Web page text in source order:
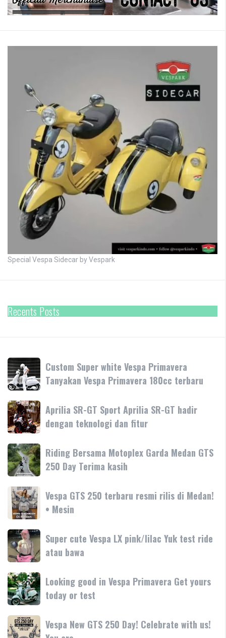
Special Vespa Sidecar by Vespark
Recents Posts
Custom
Super
white
Vespa
Primavera
Tanyakan
Vespa
Primavera
180cc
terbaru
Custom Super white Vespa Primavera
Tanyakan Vespa Primavera 180cc terbaru
Aprilia
SR-
GT
Sport
Aprilia
SR-
GT
hadir
dengan
teknologi
fitur
Aprilia SR-GT Sport Aprilia SR-GT hadir
dengan teknologi dan fitur
Riding
Bersama
Motoplex
Garda
Medan
GTS
250
Day
Terima
kasih
Riding Bersama Motoplex Garda Medan GTS
250 Day Terima kasih
Vespa
GTS
250
terbaru
resmi
rilis
di
Medan!
•
Mesin
Vespa GTS 250 terbaru resmi rilis di Medan!
• Mesin
Super
cute
Vespa
LX
pink/lilac
Yuk
test
ride
atau
Super cute Vespa LX pink/lilac Yuk test ride
atau bawa
Looking
good
in
Vespa
Primavera
Looking good in Vespa Primavera Get yours
today or test
Vespa
New
Vespa New GTS 250 Day! Celebrate with us!